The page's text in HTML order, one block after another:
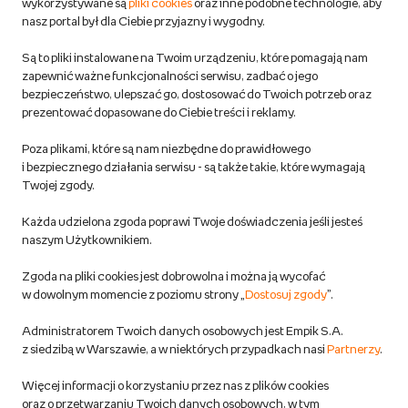
Reklamacje
Regulamin empik.com
Pozostałe Regulaminy Empiku
Polityka prywatności empik.com
produktów niebezpiecznych
Dostosuj zgody
Polityka prywatności empik
Do 100 zł na pierwsze zakupy w aplikacji. Pobierz i
korzystaj z kodów zniżkowych.Dowiedz się więcej
wykorzystywane sąpliki cookiesoraz inne podobne technologie, aby
nasz portal był dla Ciebie przyjazny i wygodny.
Są to pliki instalowane na Twoim urządzeniu, które pomagają nam
zapewnić ważne funkcjonalności serwisu, zadbać o jego
bezpieczeństwo, ulepszać go, dostosować do Twoich potrzeb oraz
prezentować dopasowane do Ciebie treści i reklamy.
Poza plikami, które są nam niezbędne do prawidłowego
i bezpiecznego działania serwisu - są także takie, które wymagają
Twojej zgody.
Każda udzielona zgoda poprawi Twoje doświadczenia jeśli jesteś
naszym Użytkownikiem.
Zgoda na pliki cookies jest dobrowolna i można ją wycofać
w dowolnym momencie z poziomu strony „ Dostosuj zgody”.
Administratorem Twoich danych osobowych jest Empik S.A.
z siedzibą w Warszawie, a w niektórych przypadkach nasi Partnerzy.
Więcej informacji o korzystaniu przez nas z plików cookies
oraz o przetwarzaniu Twoich danych osobowych, w tym